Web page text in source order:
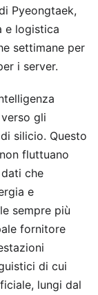
Pyeongtaek,
e logistica
settimane per
i server.
gli
silicio. Questo
fluttuano
che
e
sempre più
fornitore
di cui
lungi dal